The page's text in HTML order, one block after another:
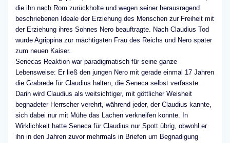
die ihn nach Rom zurückholte und wegen seiner herausragend
beschriebenen Ideale der Erziehung des Menschen zur Freiheit mit
der Erziehung ihres Sohnes Nero beauftragte. Nach Claudius Tod
wurde Agrippina zur mächtigsten Frau des Reichs und Nero später
zum neuen Kaiser.
Senecas Reaktion war paradigmatisch für seine ganze
Lebensweise: Er ließ den jungen Nero mit gerade einmal 17 Jahren
die Grabrede für Claudius halten, die Seneca selbst verfasste.
Darin wird Claudius als weitsichtiger, mit göttlicher Weisheit
begnadeter Herrscher verehrt, während jeder, der Claudius kannte,
sich dabei nur mit Mühe das Lachen verkneifen konnte. In
Wirklichkeit hatte Seneca für Claudius nur Spott übrig, obwohl er
ihn in den Jahren zuvor mehrmals in Briefen um Begnadigung